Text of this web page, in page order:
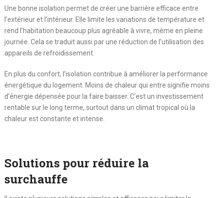
Une bonne isolation permet de créer une barrière efficace entre
l’extérieur et l’intérieur. Elle limite les variations de température et
rend l’habitation beaucoup plus agréable à vivre, même en pleine
journée. Cela se traduit aussi par une réduction de l’utilisation des
appareils de refroidissement.
En plus du confort, l’isolation contribue à améliorer la performance
énergétique du logement. Moins de chaleur qui entre signifie moins
d’énergie dépensée pour la faire baisser. C’est un investissement
rentable sur le long terme, surtout dans un climat tropical où la
chaleur est constante et intense.
Solutions pour réduire la
surchauffe